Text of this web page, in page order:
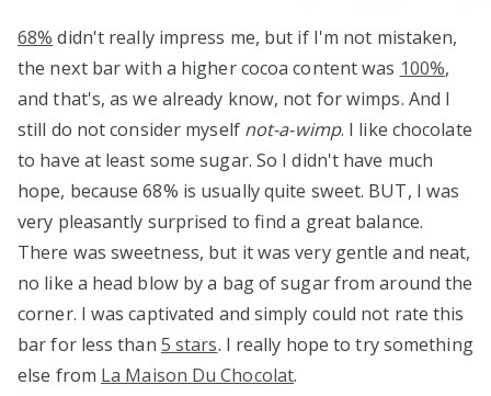
68% didn't really impress me, but if I'm not mistaken,
the next bar with a higher cocoa content was 100%,
and that's, as we already know, not for wimps. And I
still do not consider myself not-a-wimp. I like chocolate
to have at least some sugar. So I didn't have much
hope, because 68% is usually quite sweet. BUT, I was
very pleasantly surprised to find a great balance.
There was sweetness, but it was very gentle and neat,
no like a head blow by a bag of sugar from around the
corner. I was captivated and simply could not rate this
bar for less than 5 stars. I really hope to try something
else from La Maison Du Chocolat.